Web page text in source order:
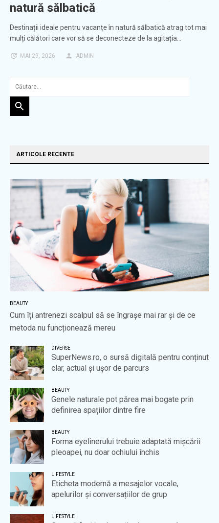
natură sălbatică
Destinații ideale pentru vacanțe în natură sălbatică atrag tot mai
mulți călători care vor să se deconecteze de la agitația…
MAI 29, 2026 ADMIN
ARTICOLE RECENTE
BEAUTY
Cum îți antrenezi scalpul să se îngrașe mai rar și de ce
metoda nu funcționează mereu
DIVERSE
SuperNews.ro, o sursă digitală pentru conținut
clar, actual și ușor de parcurs
BEAUTY
Genele naturale pot părea mai bogate prin
definirea spațiilor dintre fire
BEAUTY
Forma eyelinerului trebuie adaptată mișcării
pleoapei, nu doar ochiului închis
LIFESTYLE
Eticheta modernă a mesajelor vocale,
apelurilor și conversațiilor de grup
LIFESTYLE